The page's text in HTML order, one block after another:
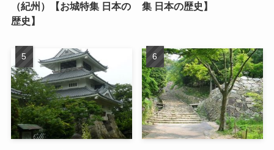
（紀州）【お城特集 日本の
歴史】
集 日本の歴史】